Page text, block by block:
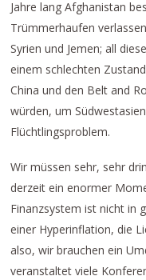
Jahre lang Afghanistan
Trümmerhaufen
Syrien und Jemen; all
einem schlechten
China und den Belt and
würden, um
Flüchtlingsproblem.
Wir müssen sehr, sehr
derzeit ein enormer
Finanzsystem ist nicht in
einer Hyperinflation, die
also, wir brauchen ein
veranstaltet viele